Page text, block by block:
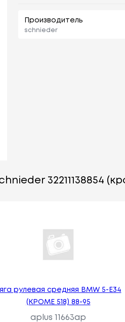
Производитель
schnieder
32211138854
рулевая средняя BMW 5-E34
(КРОМЕ 518) 88-95
aplus 11663ap